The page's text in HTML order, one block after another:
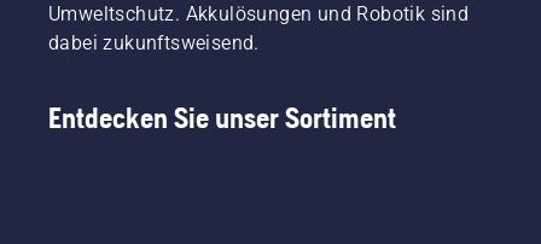
Umweltschutz. Akkulösungen und Robotik sind
dabei zukunftsweisend.
Entdecken Sie unser Sortiment